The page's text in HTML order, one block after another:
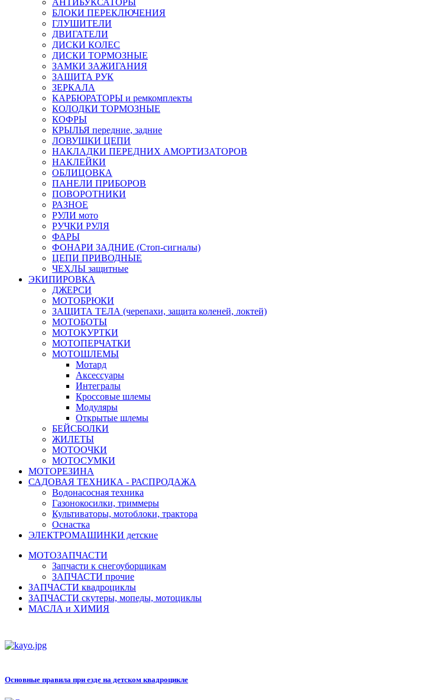
АНТИБУКСАТОРЫ
БЛОКИ ПЕРЕКЛЮЧЕНИЯ
ГЛУШИТЕЛИ
ДВИГАТЕЛИ
ДИСКИ КОЛЕС
ДИСКИ ТОРМОЗНЫЕ
ЗАМКИ ЗАЖИГАНИЯ
ЗАЩИТА РУК
ЗЕРКАЛА
КАРБЮРАТОРЫ и ремкомплекты
КОЛОДКИ ТОРМОЗНЫЕ
КОФРЫ
КРЫЛЬЯ передние, задние
ЛОВУШКИ ЦЕПИ
НАКЛАДКИ ПЕРЕДНИХ АМОРТИЗАТОРОВ
НАКЛЕЙКИ
ОБЛИЦОВКА
ПАНЕЛИ ПРИБОРОВ
ПОВОРОТНИКИ
РАЗНОЕ
РУЛИ мото
РУЧКИ РУЛЯ
ФАРЫ
ФОНАРИ ЗАДНИЕ (Стоп-сигналы)
ЦЕПИ ПРИВОДНЫЕ
ЧЕХЛЫ защитные
ЭКИПИРОВКА
ДЖЕРСИ
МОТОБРЮКИ
ЗАЩИТА ТЕЛА (черепахи, защита коленей, локтей)
МОТОБОТЫ
МОТОКУРТКИ
МОТОПЕРЧАТКИ
МОТОШЛЕМЫ
Мотард
Аксессуары
Интегралы
Кроссовые шлемы
Модуляры
Открытые шлемы
БЕЙСБОЛКИ
ЖИЛЕТЫ
МОТООЧКИ
МОТОСУМКИ
МОТОРЕЗИНА
САДОВАЯ ТЕХНИКА - РАСПРОДАЖА
Водонасосная техника
Газонокосилки, триммеры
Культиваторы, мотоблоки, трактора
Оснастка
ЭЛЕКТРОМАШИНКИ детские
МОТОЗАПЧАСТИ
Запчасти к снегоуборщикам
ЗАПЧАСТИ прочие
ЗАПЧАСТИ квадроциклы
ЗАПЧАСТИ скутеры, мопеды, мотоциклы
МАСЛА и ХИМИЯ
Основные правила при езде на детском квадроцикле